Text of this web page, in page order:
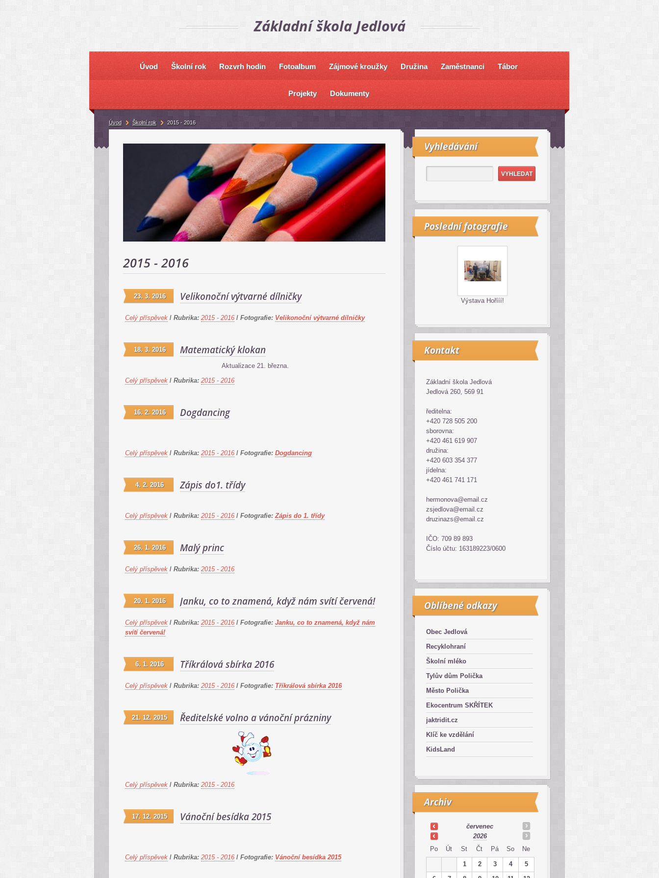
Základní škola Jedlová
Úvod Školní rok Rozvrh hodin Fotoalbum Zájmové kroužky Družina Zaměstnanci Tábor
Projekty Dokumenty
2015 - 2016
Velikonoční výtvarné dílničky
23. 3. 2016
Celý příspěvek / Rubrika: 2015 - 2016 / Fotografie: Velikonoční výtvarné dílničky
Matematický klokan
18. 3. 2016
Aktualizace 21. března.
Celý příspěvek / Rubrika: 2015 - 2016
Dogdancing
16. 2. 2016
Celý příspěvek / Rubrika: 2015 - 2016 / Fotografie: Dogdancing
Zápis do1. třídy
4. 2. 2016
Celý příspěvek / Rubrika: 2015 - 2016 / Fotografie: Zápis do 1. třídy
Malý princ
26. 1. 2016
Celý příspěvek / Rubrika: 2015 - 2016
Janku, co to znamená, když nám svítí červená!
20. 1. 2016
Celý příspěvek / Rubrika: 2015 - 2016 / Fotografie: Janku, co to znamená, když nám
svítí červená!
Tříkrálová sbírka 2016
6. 1. 2016
Celý příspěvek / Rubrika: 2015 - 2016 / Fotografie: Tříkrálová sbírka 2016
Ředitelské volno a vánoční prázniny
21. 12. 2015
Celý příspěvek / Rubrika: 2015 - 2016
Vánoční besídka 2015
17. 12. 2015
Celý příspěvek / Rubrika: 2015 - 2016 / Fotografie: Vánoční besídka 2015
Vyhledávání
Poslední fotografie
Výstava Hořííí!
Kontakt
Základní škola Jedlová
Jedlová 260, 569 91
ředitelna:
+420 728 505 200
sborovna:
+420 461 619 907
družina:
+420 603 354 377
jídelna:
+420 461 741 171
hermonova@email.cz
zsjedlova@email.cz
druzinazs@email.cz
IČO: 709 89 893
Číslo účtu: 163189223/0600
Oblíbené odkazy
Obec Jedlová
Recyklohraní
Školní mléko
Tylův dům Polička
Město Polička
Ekocentrum SKŘÍTEK
jaktridit.cz
Klíč ke vzdělání
KidsLand
Archiv
červenec
2026
Po
Út St Čt Pá So Ne
1 2 3 4
5
Úvod Školní rok 2015 - 2016